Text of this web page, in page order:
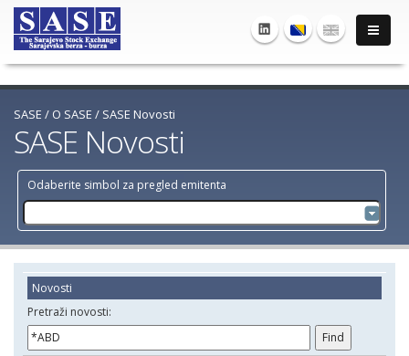
SASE / O SASE / SASE Novosti
Odaberite simbol za pregled emitenta
SASE Novosti
Novosti
Pretraži novosti: